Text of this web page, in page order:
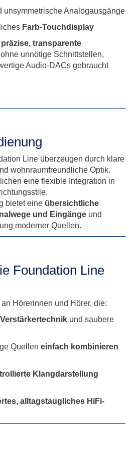
unsymmetrische Analogausgänge
Farb-Touchdisplay
präzise, transparente
ohne unnötige Schnittstellen,
Audio-DACs gebraucht
Line überzeugen durch klare
wohnraumfreundliche Optik.
eine flexible Integration in
bietet eine übersichtliche
und Eingänge und
moderner Quellen.
Foundation Line
Hörerinnen und Hörer, die:
und saubere
Quellen einfach kombinieren
Klangdarstellung
alltagstaugliches HiFi-